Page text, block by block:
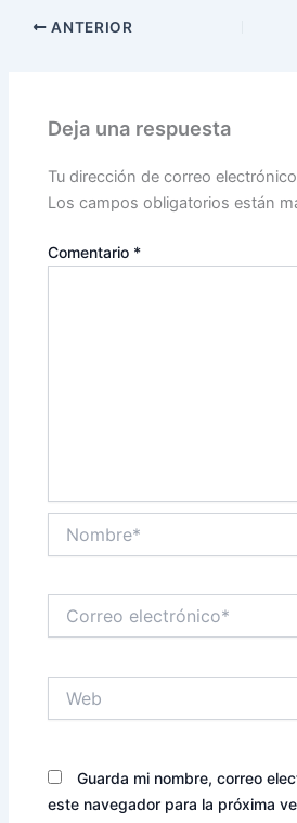
ANTERIOR
Deja una respuesta
Tu dirección de correo
Los campos obligatorios están
Comentario *
electrónico*
Guarda mi nombre, correo
este navegador para la próxima